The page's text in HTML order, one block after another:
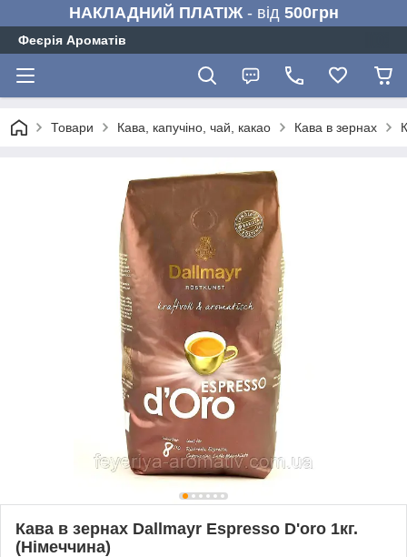
НАКЛАДНИЙ ПЛАТІЖ- від 500грн
Феєрія Ароматів
Товари Кава, капучіно, чай, какао Кава в зернах
Кава в зернах Dallmayr Espresso D'oro 1кг.
(Німеччина)